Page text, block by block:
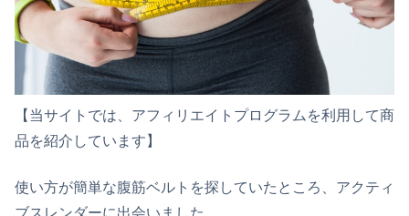
【当サイトでは、アフィリエイトプログラムを利用して商
品を紹介しています】
使い方が簡単な腹筋ベルトを探していたところ、アクティ
ブスレンダーに出会いました。